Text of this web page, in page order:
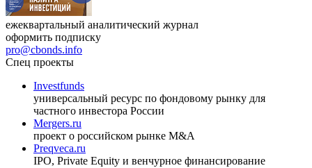
ежеквартальный аналитический журнал
оформить подписку
pro@cbonds.info
Спец проекты
Investfunds
универсальный ресурс по фондовому рынку для
частного инвестора России
Mergers.ru
проект о российском рынке M&A
Preqveca.ru
IPO, Private Equity и венчурное финансирование